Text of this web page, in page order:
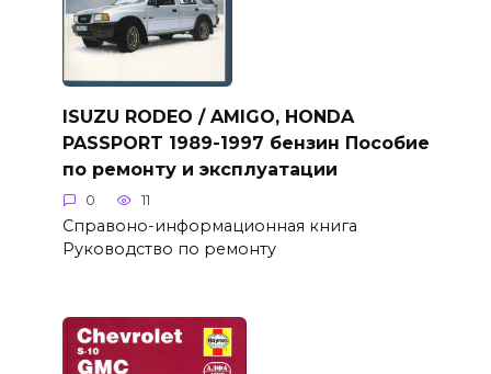
ISUZU RODEO / AMIGO, HONDA
PASSPORT 1989-1997 бензин Пособие
по ремонту и эксплуатации
0 11
Справоно-информационная книга
Руководство по ремонту